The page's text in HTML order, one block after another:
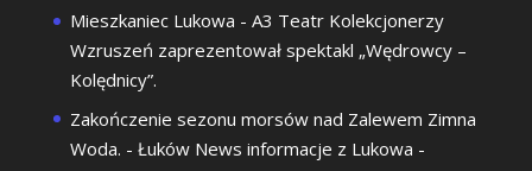
Mieszkaniec Lukowa - A3 Teatr Kolekcjonerzy
Wzruszeń zaprezentował spektakl „Wędrowcy –
Kolędnicy”.
Zakończenie sezonu morsów nad Zalewem Zimna
Woda. - Łuków News informacje z Lukowa -